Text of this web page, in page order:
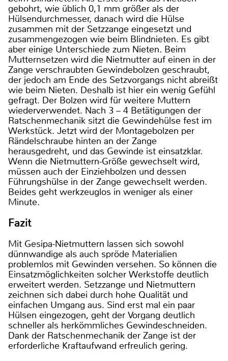
gebohrt, wie üblich 0,1 mm größer als der
Hülsendurchmesser, danach wird die Hülse
zusammen mit der Setzzange eingesetzt und
zusammengezogen wie beim Blindnieten. Es gibt
aber einige Unterschiede zum Nieten. Beim
Mutternsetzen wird die Nietmutter auf einen in der
Zange verschraubten Gewindebolzen geschraubt,
der jedoch am Ende des Setzvorgangs nicht abreißt
wie beim Nieten. Deshalb ist hier ein wenig Gefühl
gefragt. Der Bolzen wird für weitere Muttern
wiederverwendet. Nach 3 – 4 Betätigungen der
Ratschenmechanik sitzt die Gewindehülse fest im
Werkstück. Jetzt wird der Montagebolzen per
Rändelschraube hinten an der Zange
herausgedreht, und das Gewinde ist einsatzklar.
Wenn die Nietmuttern-Größe gewechselt wird,
müssen auch der Einziehbolzen und dessen
Führungshülse in der Zange gewechselt werden.
Beides geht werkzeuglos in weniger als einer
Minute.
Fazit
Mit Gesipa-Nietmuttern lassen sich sowohl
dünnwandige als auch spröde Materialien
problemlos mit Gewinden versehen. So können die
Einsatzmöglichkeiten solcher Werkstoffe deutlich
erweitert werden. Setzzange und Nietmuttern
zeichnen sich dabei durch hohe Qualität und
einfachen Umgang aus. Sind erst mal ein paar
Hülsen eingezogen, geht der Vorgang deutlich
schneller als herkömmliches Gewindeschneiden.
Dank der Ratschenmechanik der Zange ist der
erforderliche Kraftaufwand erfreulich gering.